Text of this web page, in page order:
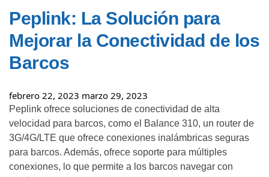
Peplink: La Solución para
Mejorar la Conectividad de los
Barcos
febrero 22, 2023 marzo 29, 2023
Peplink ofrece soluciones de conectividad de alta
velocidad para barcos, como el Balance 310, un router de
3G/4G/LTE que ofrece conexiones inalámbricas seguras
para barcos. Además, ofrece soporte para múltiples
conexiones, lo que permite a los barcos navegar con